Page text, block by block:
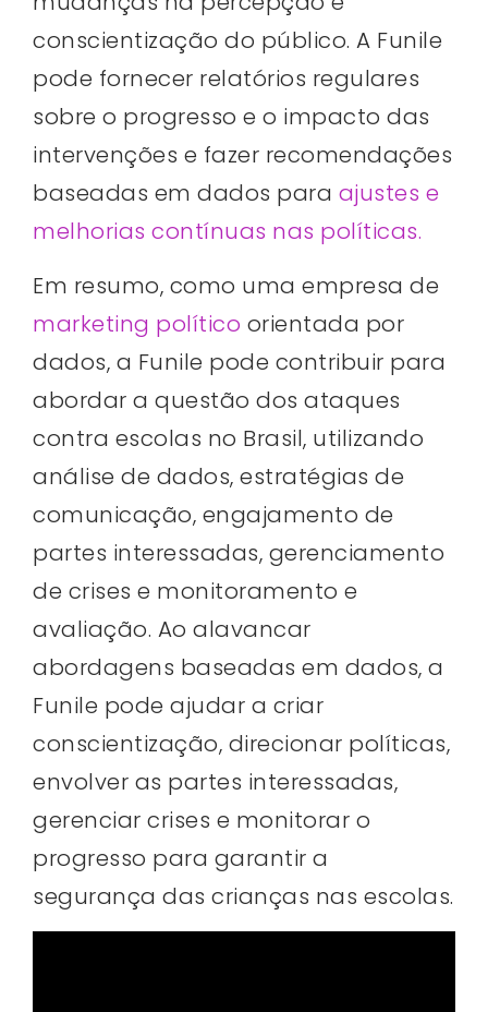
conscientização do público. A Funile
pode fornecer relatórios regulares
sobre o progresso e o impacto das
intervenções e fazer recomendações
baseadas em dados para ajustes e
melhorias contínuas nas políticas.
Em resumo, como uma empresa de
marketing político orientada por
dados, a Funile pode contribuir para
abordar a questão dos ataques
contra escolas no Brasil, utilizando
análise de dados, estratégias de
comunicação, engajamento de
partes interessadas, gerenciamento
de crises e monitoramento e
avaliação. Ao alavancar
abordagens baseadas em dados, a
Funile pode ajudar a criar
conscientização, direcionar políticas,
envolver as partes interessadas,
gerenciar crises e monitorar o
progresso para garantir a
segurança das crianças nas escolas.